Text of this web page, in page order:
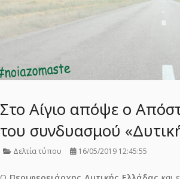
Στο Αίγιο απόψε ο
του συνδυασμού
Δελτία τύπου 16/05/2019 12:45:55